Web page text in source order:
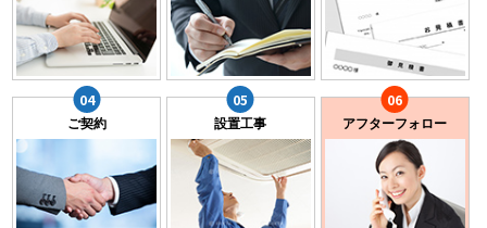
ご契約 設置工事 アフターフォロー